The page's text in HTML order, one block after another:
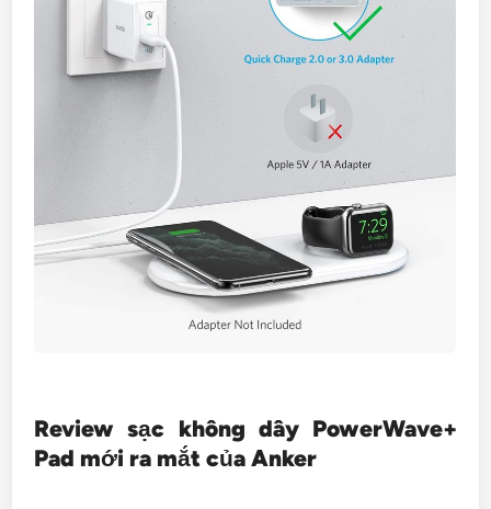
Review sạc không dây PowerWave+
Pad mới ra mắt của Anker